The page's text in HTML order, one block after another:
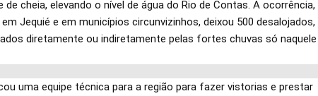
cheia, elevando o nível de água do Rio de Contas. A ocorrência,
Jequié e em municípios circunvizinhos, deixou 500 desalojados,
diretamente ou indiretamente pelas fortes chuvas só naquele
uma equipe técnica para a região para fazer vistorias e prestar